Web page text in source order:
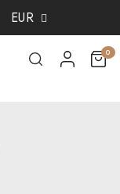
your wishlist.
EUR
0